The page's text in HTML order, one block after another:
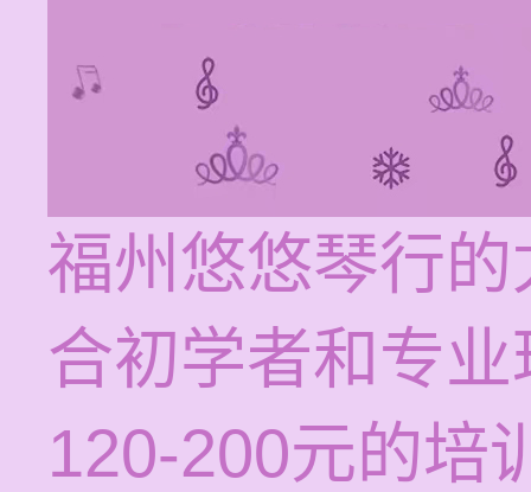
福州悠悠琴行
合初学者和专
120-200元的培